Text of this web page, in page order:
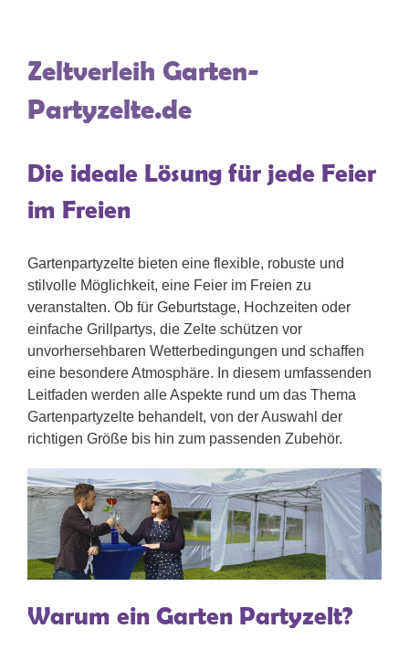
Zeltverleih Garten-
Partyzelte.de
Die ideale Lösung für jede Feier
im Freien
Gartenpartyzelte bieten eine flexible, robuste und
stilvolle Möglichkeit, eine Feier im Freien zu
veranstalten. Ob für Geburtstage, Hochzeiten oder
einfache Grillpartys, die Zelte schützen vor
unvorhersehbaren Wetterbedingungen und schaffen
eine besondere Atmosphäre. In diesem umfassenden
Leitfaden werden alle Aspekte rund um das Thema
Gartenpartyzelte behandelt, von der Auswahl der
richtigen Größe bis hin zum passenden Zubehör.
Warum ein Garten Partyzelt?